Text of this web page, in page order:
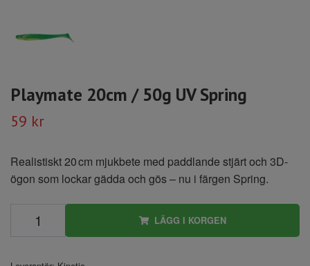
Playmate 20cm / 50g UV Spring
59 kr
Realistiskt 20 cm mjukbete med paddlande stjärt och 3D-
ögon som lockar gädda och gös – nu i färgen Spring.
LÄGG I KORGEN